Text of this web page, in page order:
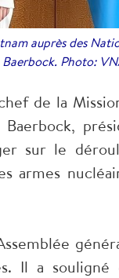
auprès des
Baerbock. Photo:
de la
sur le
armes
Il a